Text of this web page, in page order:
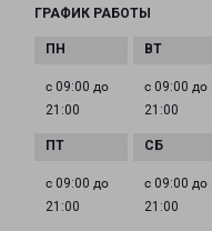
ГРАФИК РАБОТЫ
с 09:00 до
21:00
с 09:00 до
21:00
с 09:00 до
21:00
с 09:00 до
21:00